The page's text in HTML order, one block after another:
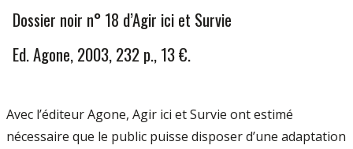
Dossier noir n° 18 d’Agir ici et Survie
Ed. Agone, 2003, 232 p., 13 €.
Avec l’éditeur Agone, Agir ici et Survie ont estimé
nécessaire que le public puisse disposer d’une adaptation